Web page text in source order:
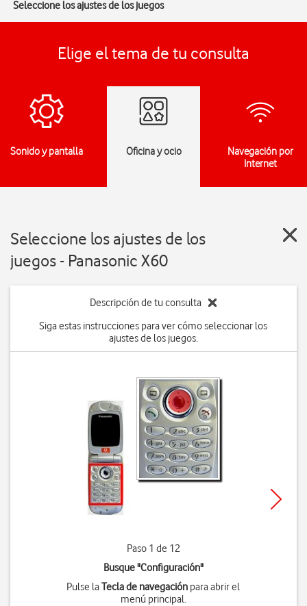
Seleccione los ajustes de los juegos
Elige el tema de tu consulta
Sonido y pantalla Oficina y ocio
Navegación por
Internet
Seleccione los ajustes de los
juegos - Panasonic X60
Descripción de tu consulta
Siga estas instrucciones para ver cómo seleccionar los
ajustes de los juegos.
Paso 1 de 12
Busque "Configuración"
Pulse laTecla de navegación para abrir el
menú principal.